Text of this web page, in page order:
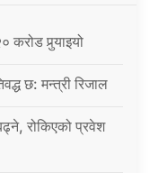
करोड पुर्‍याइयो
छ: मन्त्री रिजाल
रोकिएको प्रवेश